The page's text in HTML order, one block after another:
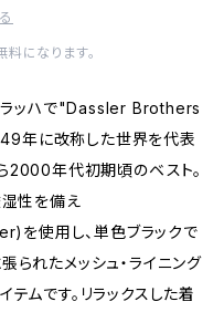
になります。
ラッハで"Dassler Brothers
年に改称した世界を代表
2000年代初期頃のベスト。
湿性を備え
使用し、単色ブラックで
れたメッシュ・ライニング
ムです。リラックスした着